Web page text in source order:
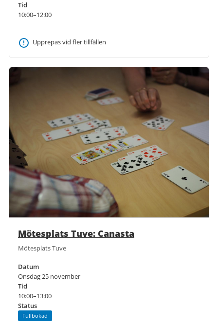
Tid
10:00–12:00
Upprepas vid fler tillfällen
Mötesplats Tuve: Canasta
Mötesplats Tuve
Datum
Onsdag 25 november
Tid
10:00–13:00
Status
Fullbokad